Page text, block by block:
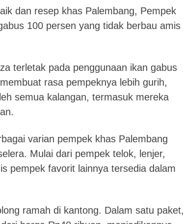
dan resep khas Palembang, Pempek
100 persen yang tidak berbau amis
terletak pada penggunaan ikan gabus
rasa pempeknya lebih gurih,
semua kalangan, termasuk mereka
varian pempek khas Palembang
Mulai dari pempek telok, lenjer,
pempek favorit lainnya tersedia dalam
ramah di kantong. Dalam satu paket,